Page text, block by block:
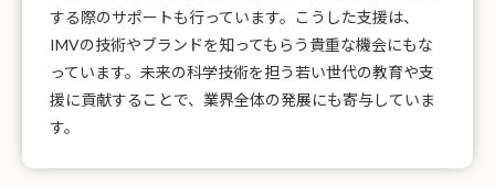
する際のサポートも行っています。こうした支援は、
IMVの技術やブランドを知ってもらう貴重な機会にもな
っています。未来の科学技術を担う若い世代の教育や支
援に貢献することで、業界全体の発展にも寄与していま
す。